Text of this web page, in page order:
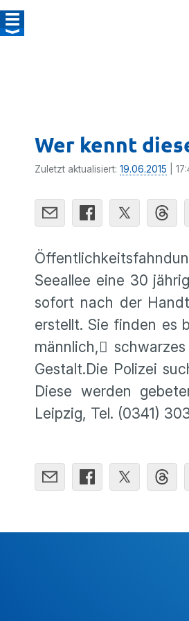
Wer kennt
Zuletzt aktualisiert: 19.06.2015 |
Seeallee eine 30
sofort nach der
erstellt. Sie finden es
männlich,
Gestalt.Die Polizei
Diese werden
Leipzig, Tel. (0341)